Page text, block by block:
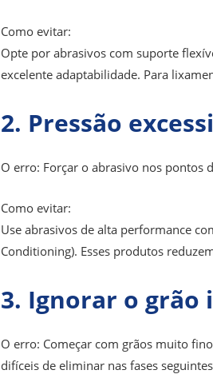
Como evitar:
Opte por abrasivos com suporte
excelente adaptabilidade. Para
2. Pressão
O erro: Forçar o abrasivo nos pontos
Como evitar:
Use abrasivos de alta performance
Conditioning). Esses produtos
3. Ignorar o grão
O erro: Começar com grãos muito
difíceis de eliminar nas fases